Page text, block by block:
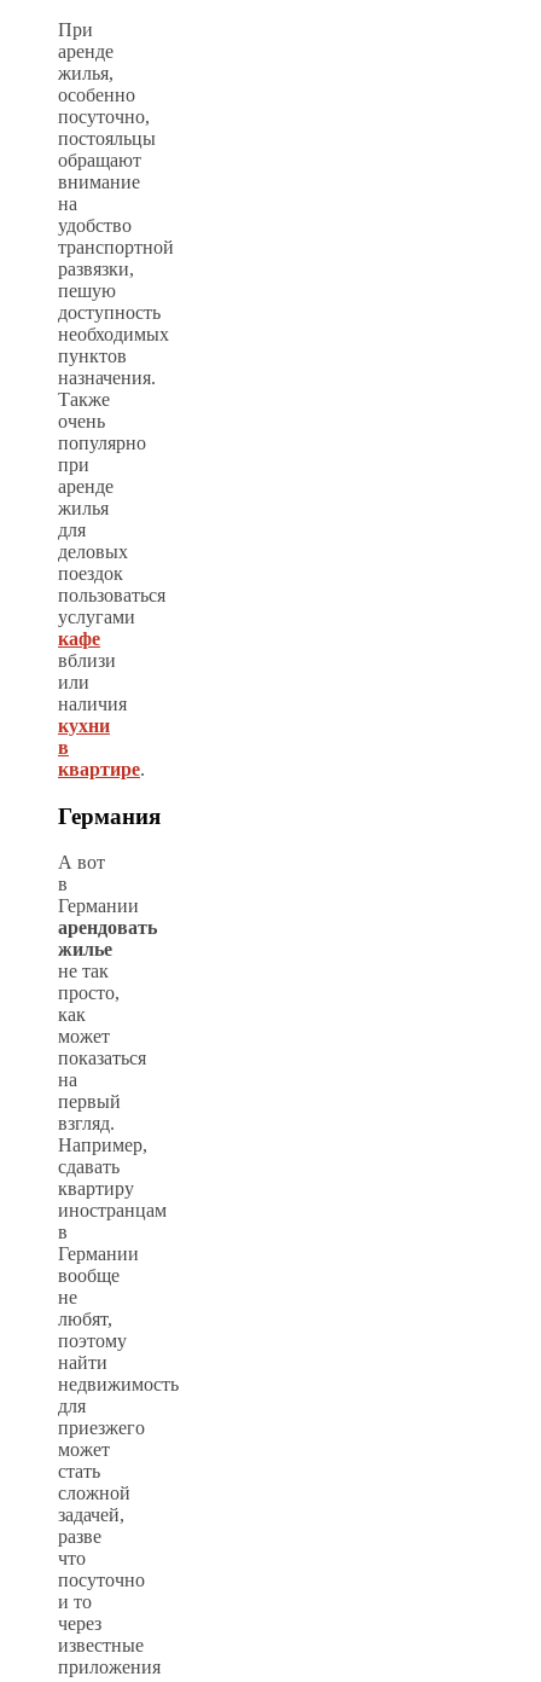
При
аренде
жилья,
особенно
посуточно,
постояльцы
обращают
внимание
на
удобство
транспортной
развязки,
пешую
доступность
необходимых
пунктов
назначения.
Также
очень
популярно
при
аренде
жилья
для
деловых
поездок
пользоваться
услугами
кафе
вблизи
или
наличия
кухни
в
квартире.
Германия
А вот
в
Германии
арендовать
жилье
не так
просто,
как
может
показаться
на
первый
взгляд.
Например,
сдавать
квартиру
иностранцам
в
Германии
вообще
не
любят,
поэтому
найти
недвижимость
для
приезжего
может
стать
сложной
задачей,
разве
что
посуточно
и то
через
известные
приложения